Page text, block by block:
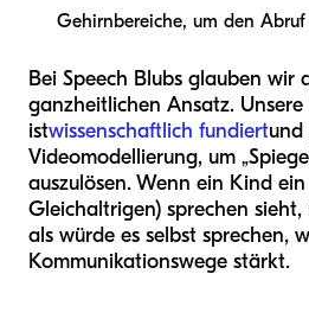
Gehirnbereiche, um den Abruf
Bei Speech Blubs glauben wir
ganzheitlichen Ansatz.
istwissenschaftlich fundiert
Videomodellierung, um
auszulösen. Wenn ein Kind
Gleichaltrigen) sprechen
als würde es selbst sprechen,
Kommunikationswege stärkt.